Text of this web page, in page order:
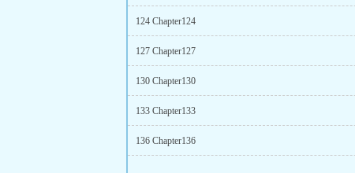
124 Chapter124
127 Chapter127
130 Chapter130
133 Chapter133
136 Chapter136